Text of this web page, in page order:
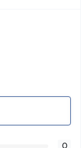
0